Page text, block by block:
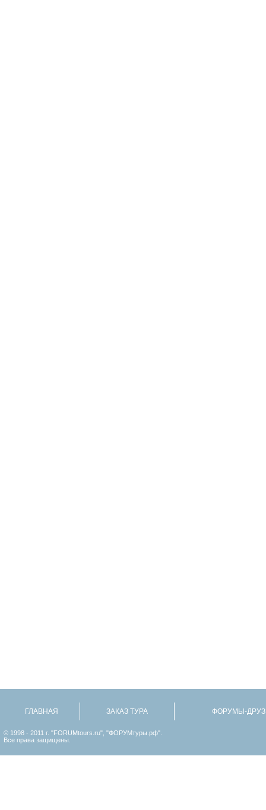
ГЛАВНАЯ ЗАКАЗ ТУРА ФОРУМЫ-
© 1998 - 2011 г. "FORUMtours.ru", "ФОРУМтуры.рф".
Все права защищены.